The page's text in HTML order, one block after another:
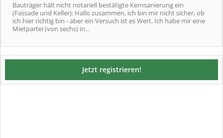
Bauträger hält nicht notariell bestätigte Kernsanierung ein
(Fassade und Keller): Hallo zusammen, ich bin mir nicht sicher, ob
ich hier richtig bin - aber ein Versuch ist es Wert. Ich habe mir eine
Mietpartei (von sechs) in...
Jetzt registrieren!